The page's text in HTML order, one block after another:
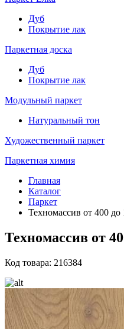
Дуб
Покрытие лак
Паркетная доска
Дуб
Покрытие лак
Модульный паркет
Натуральный тон
Художественный паркет
Паркетная химия
Главная
Каталог
Паркет
Техномассив от 400
Техномассив от
Код товара: 216384